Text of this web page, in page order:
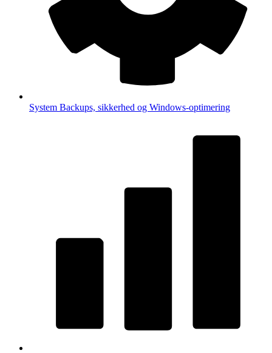
System Backups, sikkerhed og Windows-optimering